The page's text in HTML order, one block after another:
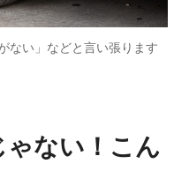
ない」などと言い張ります
ゃない！こん